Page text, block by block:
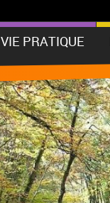
VIE PRATIQUE